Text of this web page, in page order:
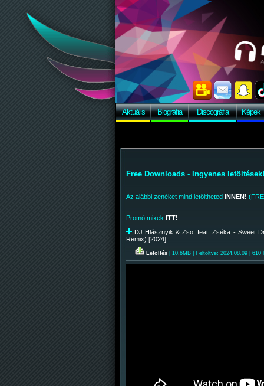
Aktuális Biográfia Discográfia Képek
Free Downloads - Ingyenes letöltések!
Az alábbi zenéket mind letöltheted INNEN!
Promó mixek ITT!
DJ Hlásznyik & Zso. feat. Zséka - Sweet
Remix) [2024]
Letöltés | 10.6MB | Feltöltve: 2024.08.09 | 610